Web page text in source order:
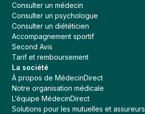
Consulter un médecin
Consulter un psychologue
Consulter un diététicien
Accompagnement sportif
Second Avis
Tarif et remboursement
La société
À propos de MédecinDirect
Notre organisation médicale
L’équipe MédecinDirect
Solutions pour les mutuelles et assureurs